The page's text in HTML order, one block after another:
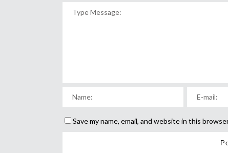
Save my name, email, and website in this